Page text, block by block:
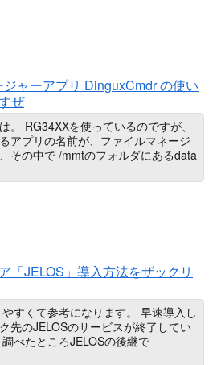
ャーアプリ DinguxCmdr の使い
ぜ
。 RG34XXを使っているのですが、
アプリの名前が、ファイルマネージ
その中で /mmtのフォルダにあるdata
「JELOS」導入方法をザックリ
すくて参考になります。 早速導入し
先のJELOSのサービスが終了してい
べたところJELOSの後継で